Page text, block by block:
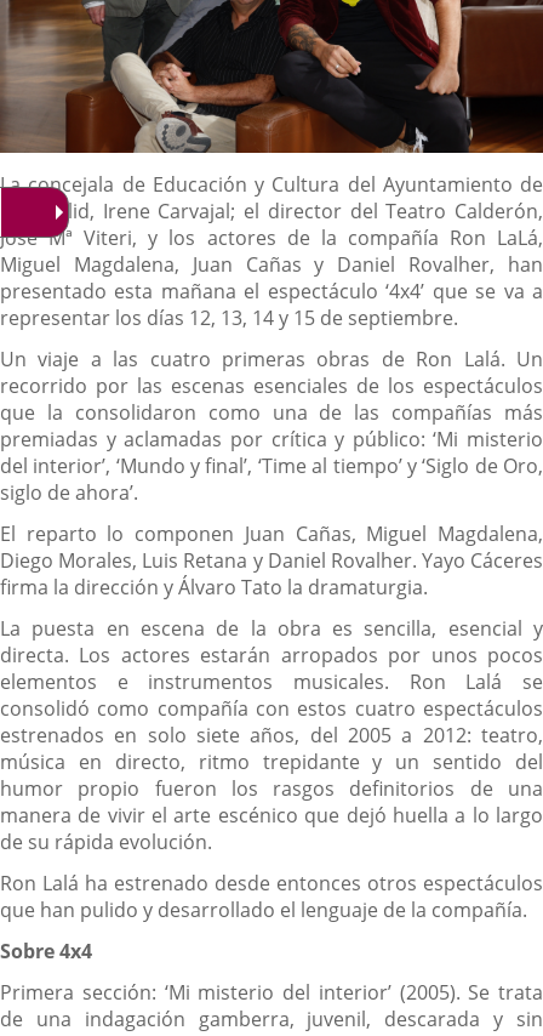
Descripción
La concejala de Educación y Cultura del Ayuntamiento de
Valladolid, Irene Carvajal; el director del Teatro Calderón,
José Mª Viteri, y los actores de la compañía Ron LaLá,
Miguel Magdalena, Juan Cañas y Daniel Rovalher, han
presentado esta mañana el espectáculo ‘4x4’ que se va a
representar los días 12, 13, 14 y 15 de septiembre.
Un viaje a las cuatro primeras obras de Ron Lalá. Un
recorrido por las escenas esenciales de los espectáculos
que la consolidaron como una de las compañías más
premiadas y aclamadas por crítica y público: ‘Mi misterio
del interior’, ‘Mundo y final’, ‘Time al tiempo’ y ‘Siglo de Oro,
siglo de ahora’.
El reparto lo componen Juan Cañas, Miguel Magdalena,
Diego Morales, Luis Retana y Daniel Rovalher. Yayo Cáceres
firma la dirección y Álvaro Tato la dramaturgia.
La puesta en escena de la obra es sencilla, esencial y
directa. Los actores estarán arropados por unos pocos
elementos e instrumentos musicales. Ron Lalá se
consolidó como compañía con estos cuatro espectáculos
estrenados en solo siete años, del 2005 a 2012: teatro,
música en directo, ritmo trepidante y un sentido del
humor propio fueron los rasgos definitorios de una
manera de vivir el arte escénico que dejó huella a lo largo
de su rápida evolución.
Ron Lalá ha estrenado desde entonces otros espectáculos
que han pulido y desarrollado el lenguaje de la compañía.
Sobre 4x4
Primera sección: ‘Mi misterio del interior’ (2005). Se trata
de una indagación gamberra, juvenil, descarada y sin